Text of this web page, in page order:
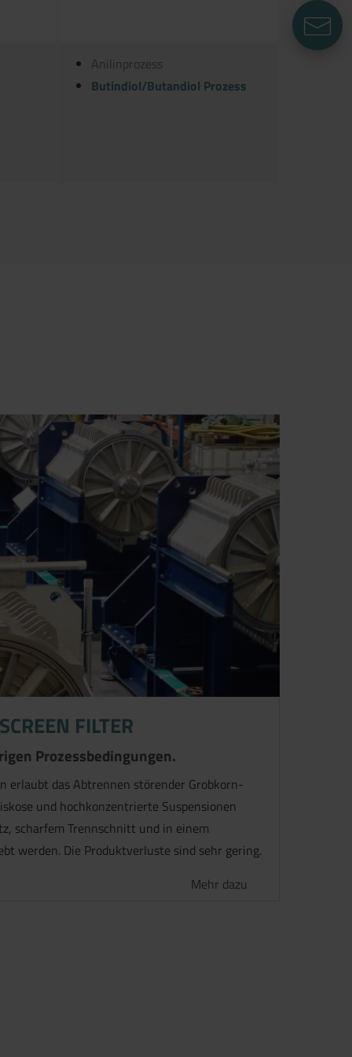
Anilinprozess
Butindiol/Butandiol Prozess
FILTER
Prozessbedingungen.
erlaubt das Abtrennen störender Grobkorn-
und hochkonzentrierte Suspensionen
scharfem Trennschnitt und in einem
werden. Die Produktverluste sind sehr gering.
Mehr dazu